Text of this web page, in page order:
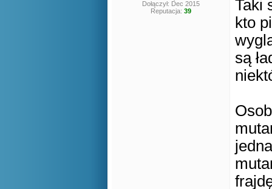
Dołączył: Dec 2015
Reputacja: 39
Taki
kto
są